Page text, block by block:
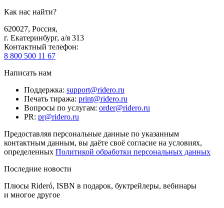
Как нас найти?
620027, Россия,
г. Екатеринбург, а/я 313
Контактный телефон:
8 800 500 11 67
Написать нам
Поддержка: support@ridero.ru
Печать тиража: print@ridero.ru
Вопросы по услугам: order@ridero.ru
PR: pr@ridero.ru
Предоставляя персональные данные по указанным
контактным данным, вы даёте своё согласие на условиях,
определенных Политикой обработки персональных данных
Последние новости
Плюсы Rideró, ISBN в подарок, буктрейлеры, вебинары
и многое другое